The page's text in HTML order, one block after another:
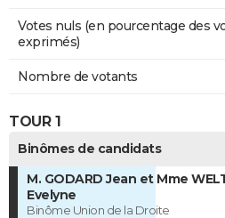
Votes nuls (en pourcentage des
exprimés)
Nombre de votants
TOUR 1
Binômes de candidats
M. GODARD Jean et Mme
Evelyne
Binôme Union de la Droite